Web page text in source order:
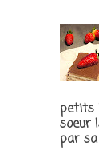
petits
soeur
par